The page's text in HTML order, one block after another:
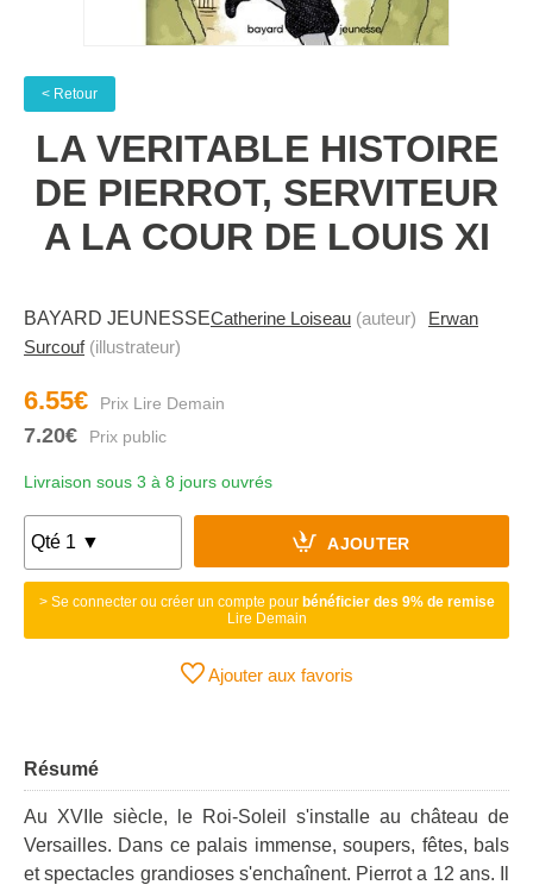
< Retour
LA VERITABLE HISTOIRE
DE PIERROT, SERVITEUR
A LA COUR DE LOUIS XI
BAYARD JEUNESSECatherine Loiseau (auteur)
Erwan
Surcouf(illustrateur)
6.55€
7.20€
Livraison sous 3 à 8 jours ouvrés
AJOUTER
> Se connecter ou créer un compte pour bénéficier des 9% de remise
Lire Demain
Ajouter aux favoris
Résumé
Au XVIIe siècle, le Roi-Soleil s'installe au château de
Versailles. Dans ce palais immense, soupers, fêtes, bals
et spectacles grandioses s'enchaînent. Pierrot a 12 ans. Il